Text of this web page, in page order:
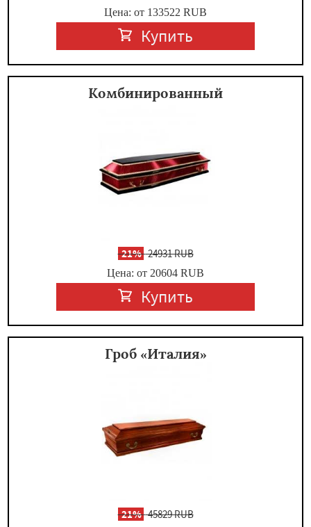
Цена: от 133522 RUB
Купить
Комбинированный
-21%24931 RUB
Цена: от 20604 RUB
Купить
Гроб «Италия»
-21%45829 RUB